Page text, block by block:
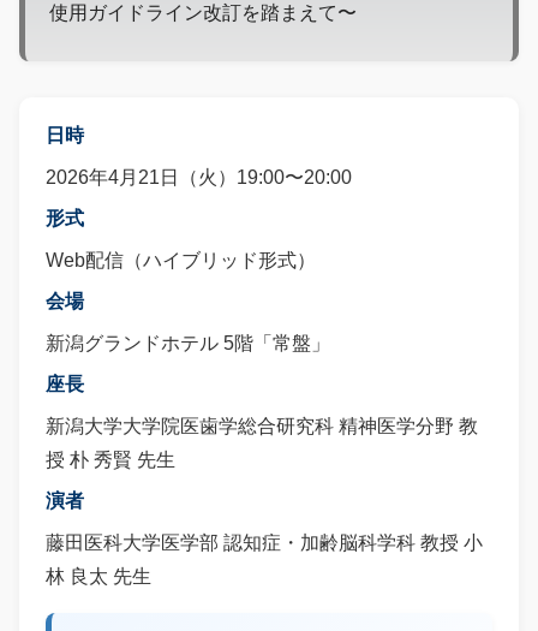
使用ガイドライン改訂を踏まえて〜
日時
2026年4月21日（火）19:00〜20:00
形式
Web配信（ハイブリッド形式）
会場
新潟グランドホテル 5階「常盤」
座長
新潟大学大学院医歯学総合研究科 精神医学分野 教
授 朴 秀賢 先生
演者
藤田医科大学医学部 認知症・加齢脳科学科 教授 小
林 良太 先生